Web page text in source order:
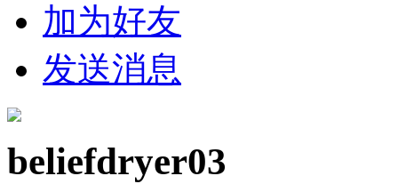
加为好友
发送消息
beliefdryer03